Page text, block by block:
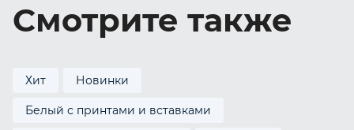
Смотрите также
Хит Новинки
Белый с принтами и вставками